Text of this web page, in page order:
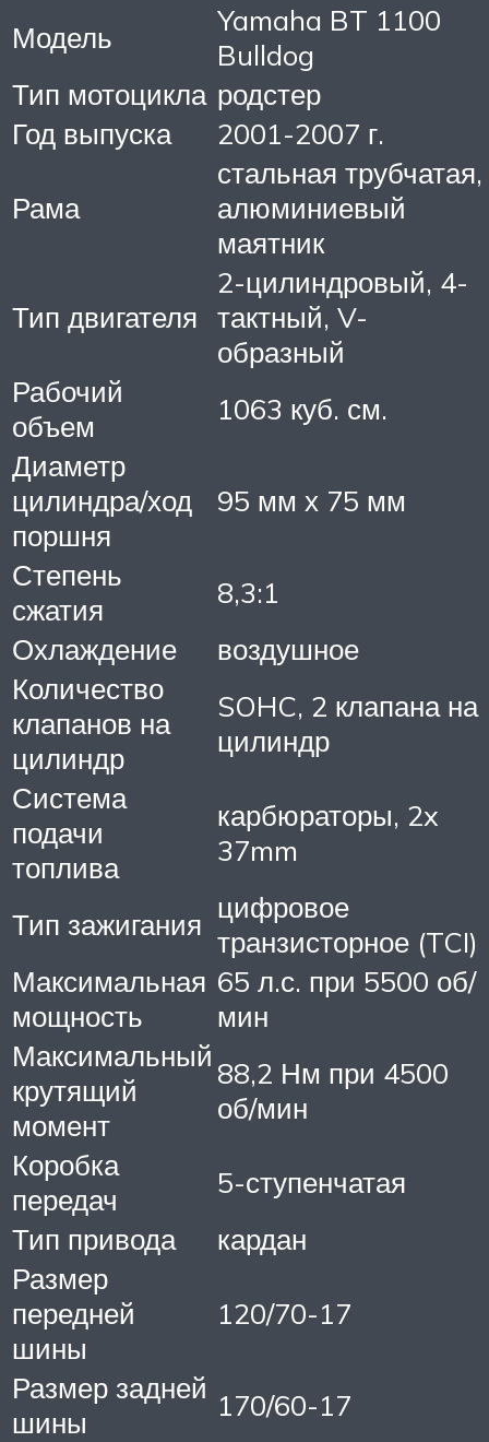
Модель
Yamaha BT 1100
Bulldog
Тип мотоцикла родстер
Год выпуска
2001-2007 г.
Рама
стальная трубчатая,
алюминиевый
маятник
Тип двигателя
2-цилиндровый, 4-
тактный, V-
образный
Рабочий
объем
1063 куб. см.
Диаметр
цилиндра/ход
поршня
95 мм х 75 мм
Степень
сжатия
8,3:1
Охлаждение
воздушное
Количество
клапанов на
цилиндр
SOHC, 2 клапана на
цилиндр
Система
подачи
топлива
карбюраторы, 2x
37mm
Тип зажигания цифровое
транзисторное (TCI)
Максимальная
мощность
65 л.с. при 5500 об/
мин
Максимальный
крутящий
момент
88,2 Нм при 4500
об/мин
Коробка
передач
5-ступенчатая
Тип привода
кардан
Размер
передней
шины
120/70-17
Размер задней
шины
170/60-17